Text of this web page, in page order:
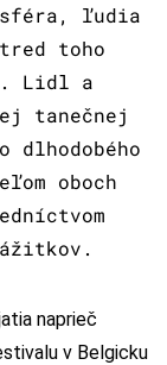
ľudia
toho
Lidl a
tanečnej
dlhodobého
oboch
naprieč
v Belgicku